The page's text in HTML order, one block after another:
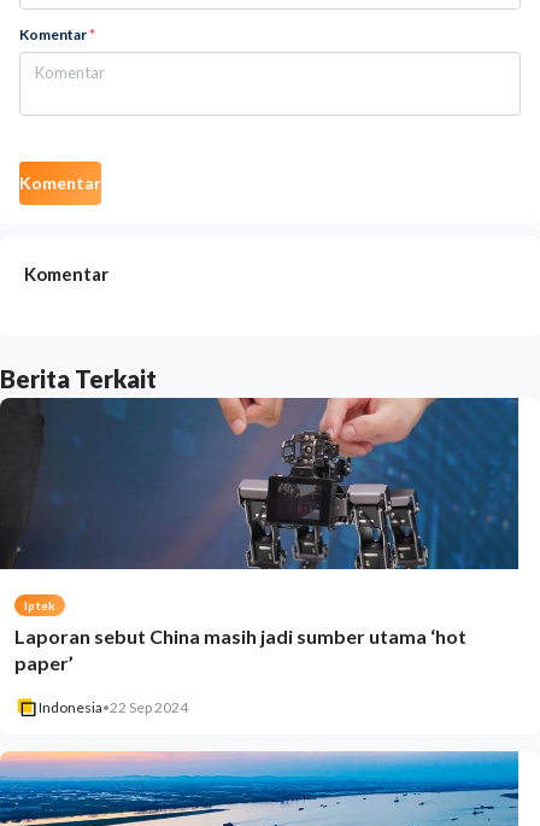
Komentar*
Komentar
Komentar
Berita Terkait
Iptek
Laporan sebut China masih jadi sumber utama ‘hot
paper’
Indonesia•22 Sep 2024